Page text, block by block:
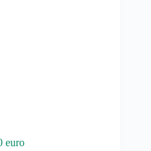
euro